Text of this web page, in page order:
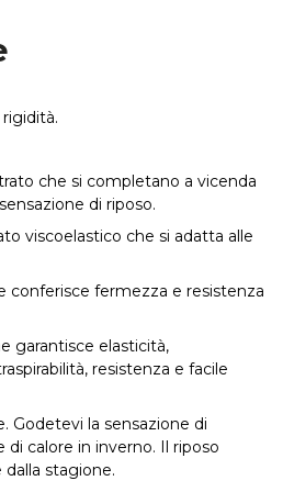
che si completano a vicenda
di riposo.
viscoelastico che si adatta alle
conferisce fermezza e resistenza
garantisce elasticità,
resistenza e facile
Godetevi la sensazione di
calore in inverno. Il riposo
stagione.